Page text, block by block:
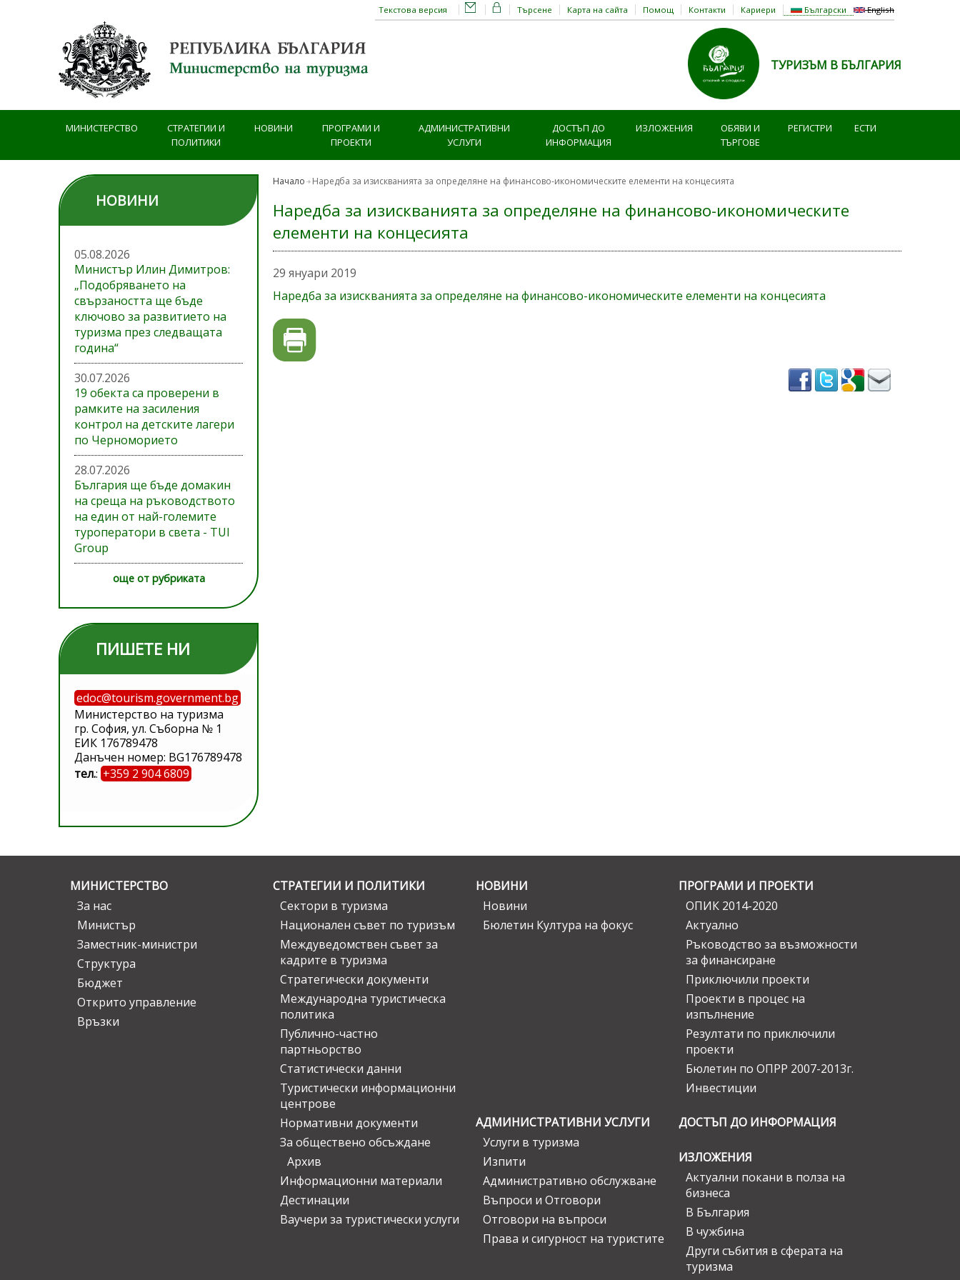
Български English
Търсене Карта на сайта Помощ Контакти Кариери
Текстова версия
ТУРИЗЪМ В БЪЛГАРИЯ
МИНИСТЕРСТВО
СТРАТЕГИИ И
ПОЛИТИКИ
НОВИНИ
ПРОГРАМИ И
ПРОЕКТИ
АДМИНИСТРАТИВНИ
УСЛУГИ
ДОСТЪП ДО
ИНФОРМАЦИЯ
ИЗЛОЖЕНИЯ
ОБЯВИ И
ТЪРГОВЕ
РЕГИСТРИ ЕСТИ
НОВИНИ
05.08.2026
Министър Илин Димитров:
„Подобряването на
свързаността ще бъде
ключово за развитието на
туризма през следващата
година“
30.07.2026
19 обекта са проверени в
рамките на засиления
контрол на детските лагери
по Черноморието
28.07.2026
България ще бъде домакин
на среща на ръководството
на един от най-големите
туроператори в света - TUI
Group
още от рубриката
ПИШЕТЕ НИ
edoc@tourism.government.bg
Министерство на туризма
гр. София, ул. Съборна № 1
ЕИК 176789478
Данъчен номер: BG176789478
тел.: +359 2 904 6809
Начало Наредба за изискванията за определяне на финансово-икономическите елементи на концесията
Наредба за изискванията за определяне на финансово-икономическите
елементи на концесията
29 януари 2019
Наредба за изискванията за определяне на финансово-икономическите елементи на концесията
МИНИСТЕРСТВО
За нас
Министър
Заместник-министри
Структура
Бюджет
Открито управление
Връзки
СТРАТЕГИИ И ПОЛИТИКИ
Сектори в туризма
Национален съвет по туризъм
Междуведомствен съвет за
кадрите в туризма
Стратегически документи
Международна туристическа
политика
Публично-частно
партньорство
Статистически данни
Туристически информационни
центрове
Нормативни документи
За обществено обсъждане
Архив
Информационни материали
Дестинации
Ваучери за туристически услуги
НОВИНИ
Новини
Бюлетин Култура на фокус
ПРОГРАМИ И ПРОЕКТИ
ОПИК 2014-2020
Актуално
Ръководство за възможности
за финансиране
Приключили проекти
Проекти в процес на
изпълнение
Резултати по приключили
проекти
Бюлетин по ОПРР 2007-2013г.
Инвестиции
АДМИНИСТРАТИВНИ УСЛУГИ
Услуги в туризма
Изпити
Административно обслужване
Въпроси и Отговори
Отговори на въпроси
Права и сигурност на туристите
ДОСТЪП ДО ИНФОРМАЦИЯ
ИЗЛОЖЕНИЯ
Актуални покани в полза на
бизнеса
В България
В чужбина
Други събития в сферата на
туризма